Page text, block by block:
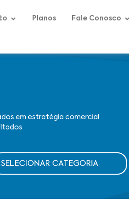
Planos Fale Conosco
em estratégia comercial